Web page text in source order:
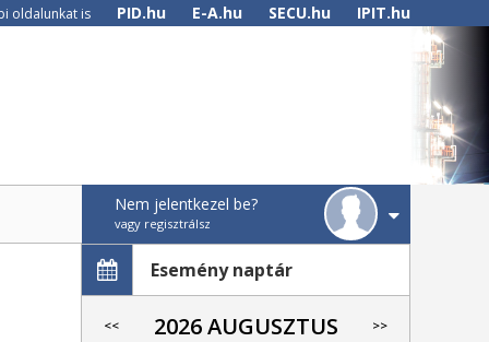
oldalunkat is PID.hu E-A.hu SECU.hu IPIT.hu
Nem jelentkezel be?
vagy regisztrálsz
Esemény naptár
<< 2026 AUGUSZTUS >>